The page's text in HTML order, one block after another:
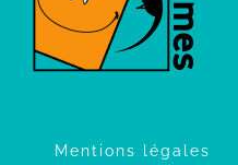
Mentions légales